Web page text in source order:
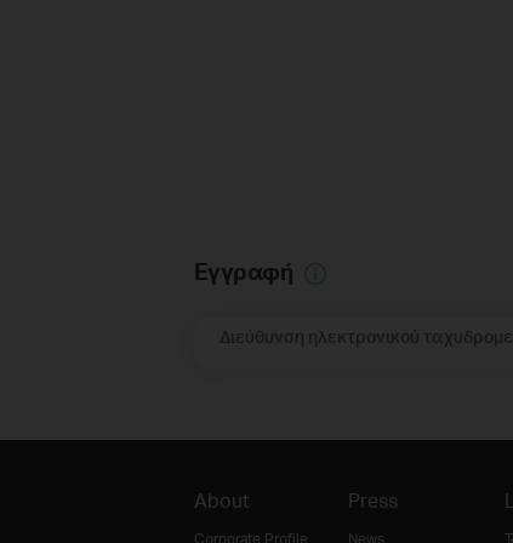
Εγγραφή
Διεύθυνση ηλεκτρονικού
About
Corporate Profile
Press
News